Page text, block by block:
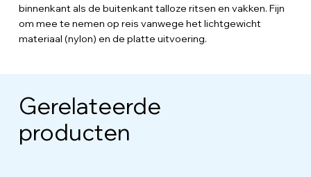
binnenkant als de buitenkant talloze ritsen en vakken. Fijn
om mee te nemen op reis vanwege het lichtgewicht
materiaal (nylon) en de platte uitvoering.
Gerelateerde
producten